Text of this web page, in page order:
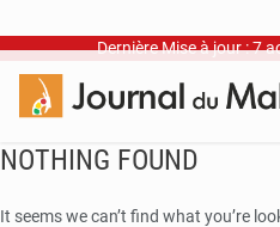
Dernière Mise à jour : 7
NOTHING FOUND
It seems we can’t find what you’re